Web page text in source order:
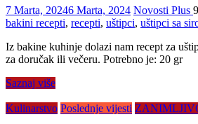
7 Marta, 20246 Marta, 2024 Novosti Plus
bakini recepti, recepti, uštipci, uštipci sa
Iz bakine kuhinje dolazi nam recept za
za doručak ili večeru. Potrebno je: 20 gr
Saznaj više
Kulinarstvo Poslednje vijesti